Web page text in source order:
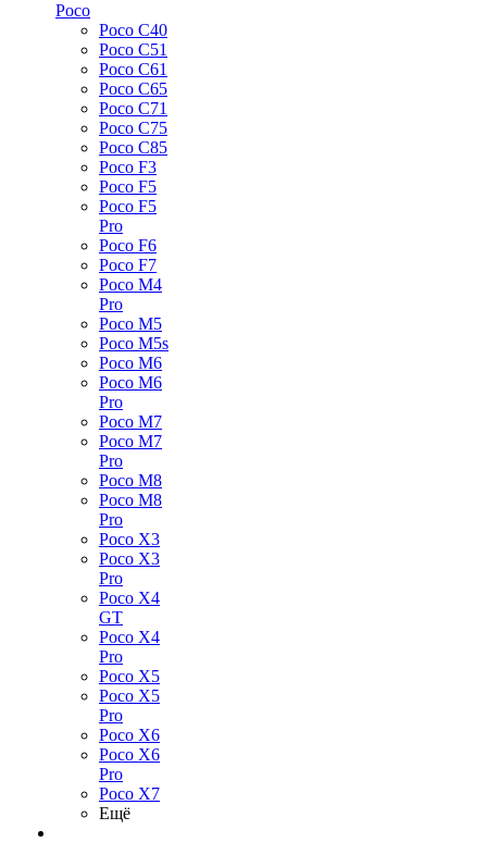
Poco
Poco C40
Poco C51
Poco C61
Poco C65
Poco C71
Poco C75
Poco C85
Poco F3
Poco F5
Poco F5
Pro
Poco F6
Poco F7
Poco M4
Pro
Poco M5
Poco M5s
Poco M6
Poco M6
Pro
Poco M7
Poco M7
Pro
Poco M8
Poco M8
Pro
Poco X3
Poco X3
Pro
Poco X4
GT
Poco X4
Pro
Poco X5
Poco X5
Pro
Poco X6
Poco X6
Pro
Poco X7
Ещё